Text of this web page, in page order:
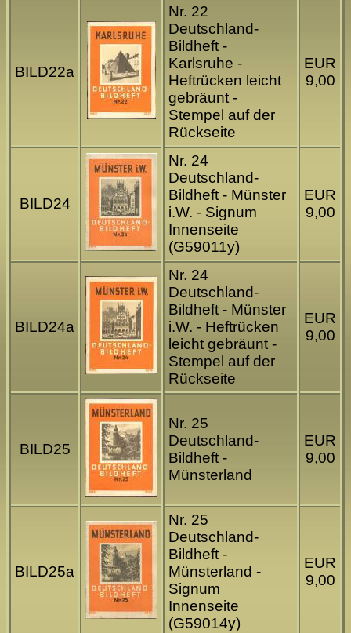
BILD22a
Nr. 22
Deutschland-
Bildheft -
Karlsruhe -
Heftrücken leicht
gebräunt -
Stempel auf der
Rückseite
EUR
9,00
BILD24
Nr. 24
Deutschland-
Bildheft - Münster
i.W. - Signum
Innenseite
(G59011y)
EUR
9,00
BILD24a
Nr. 24
Deutschland-
Bildheft - Münster
i.W. - Heftrücken
leicht gebräunt -
Stempel auf der
Rückseite
EUR
9,00
BILD25
Nr. 25
Deutschland-
Bildheft -
Münsterland
EUR
9,00
BILD25a
Nr. 25
Deutschland-
Bildheft -
Münsterland -
Signum
Innenseite
(G59014y)
EUR
9,00